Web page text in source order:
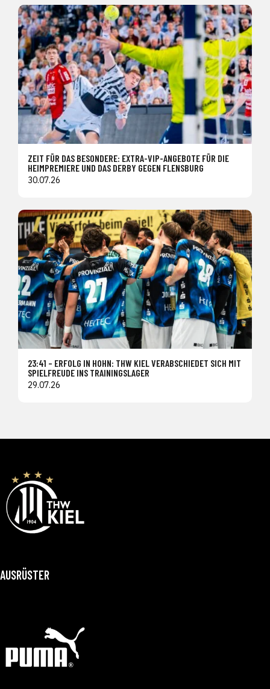
ZEIT FÜR DAS BESONDERE: EXTRA-VIP-ANGEBOTE FÜR DIE
HEIMPREMIERE UND DAS DERBY GEGEN FLENSBURG
30.07.26
23:41 – ERFOLG IN HOHN: THW KIEL VERABSCHIEDET SICH MIT
SPIELFREUDE INS TRAININGSLAGER
29.07.26
AUSRÜSTER